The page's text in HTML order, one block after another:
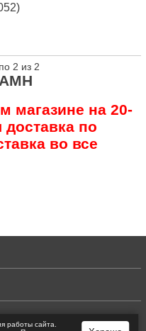
2 из 2
магазине на 20-
по
во все
работы сайта.